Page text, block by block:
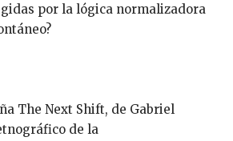
por la lógica normalizadora
The Next Shift, de Gabriel
de la